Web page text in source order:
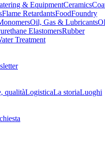
& EquipmentCeramics
Flame RetardantsFoodFoundry
Oil, Gas & Lubricants
ElastomersRubber
Treatment
qualitàLogisticaLa storiaLuoghi